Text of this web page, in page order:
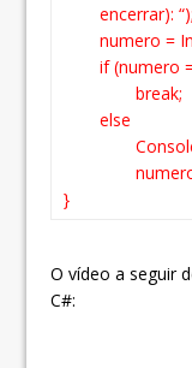
encerrar): “);
numero =
if (numero
break;
else
}
O vídeo a seguir
C#: